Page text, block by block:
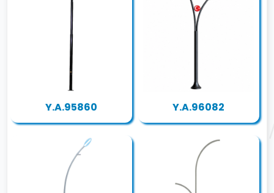
Y.A.95860 Y.A.96082